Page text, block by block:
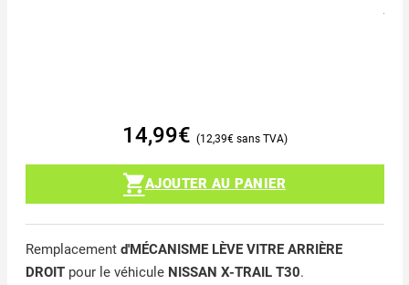
14,99€ 12,39€
AJOUTER AU PANIER
Remplacement d'MÉCANISME LÈVE VITRE ARRIÈRE
DROITpour le véhicule NISSAN X-TRAIL T30.